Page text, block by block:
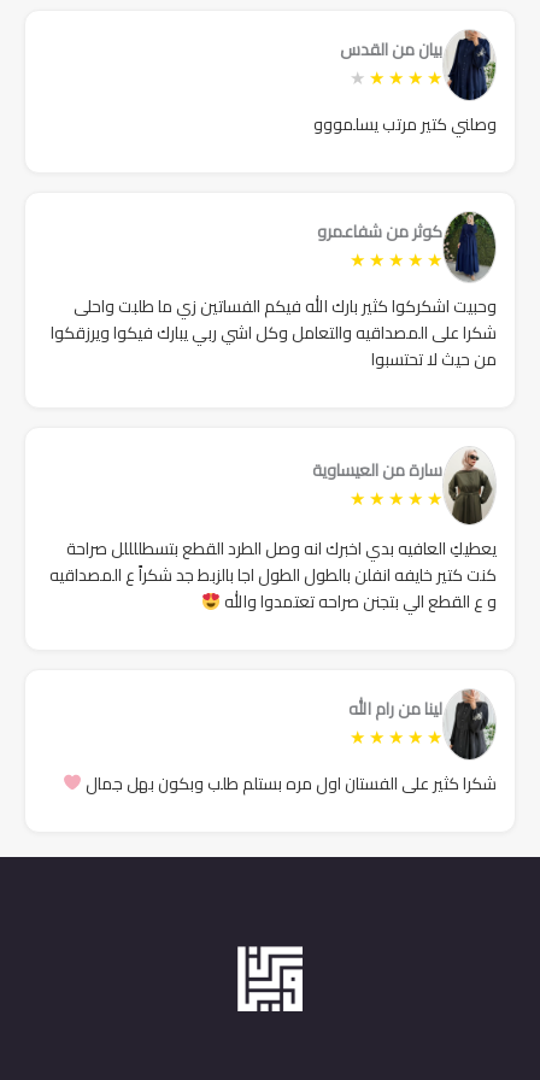
بيان من القدس
★
★
★
★
★
وصلني كتير مرتب يسلمووو
كوثر من شفاعمرو
★
★
★
★
★
وحبيت اشكركوا كثير بارك الله فيكم الفساتين زي ما طلبت واحلى
شكرا على المصداقيه والتعامل وكل اشي ربي يبارك فيكوا ويرزقكوا
من حيث لا تحتسبوا
سارة من العيساوية
★
★
★
★
★
يعطيكِ العافيه بدي اخبرك انه وصل الطرد القطع بتسطللللل صراحة
كنت كتير خايفه انفلن بالطول الطول اجا بالزبط جد شكراً ع المصداقيه
و ع القطع الي بتجنن صراحه تعتمدوا والله
لينا من رام الله
★
★
★
★
★
شكرا كثير على الفستان اول مره بستلم طلب وبكون بهل جمال